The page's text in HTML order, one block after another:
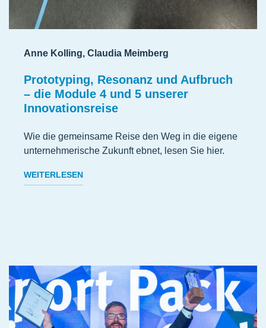
Anne Kolling, Claudia Meimberg
Prototyping, Resonanz und Aufbruch
– die Module 4 und 5 unserer
Innovationsreise
Wie die gemeinsame Reise den Weg in die eigene
unternehmerische Zukunft ebnet, lesen Sie hier.
WEITERLESEN